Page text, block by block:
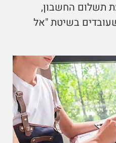
תשלום החשבון,
בשיטת "אל